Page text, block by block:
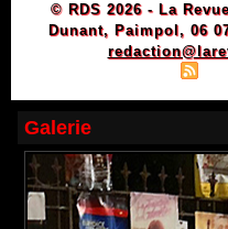
© RDS 2026 - La
Dunant, Paimpol, 06
Galerie